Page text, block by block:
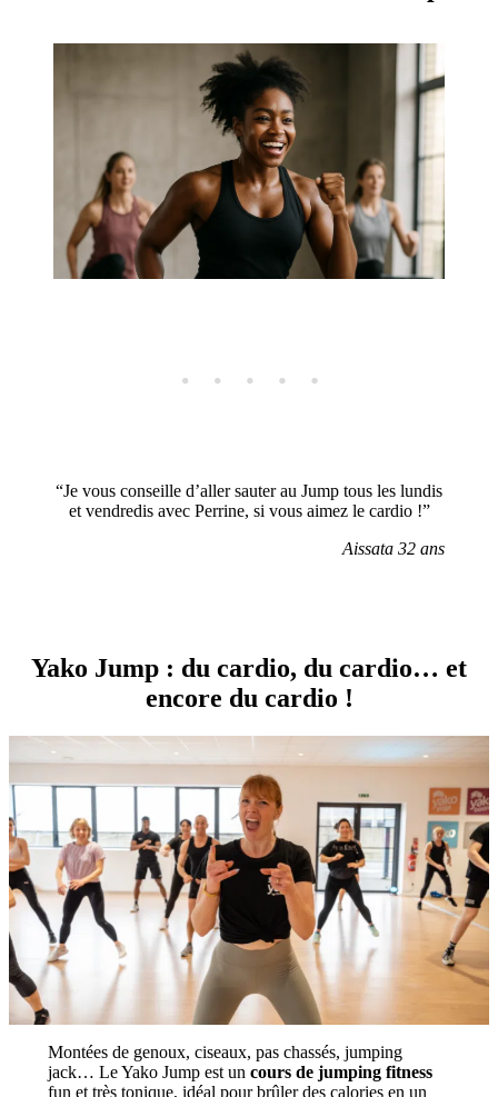
“Je vous conseille d’aller sauter au Jump tous les lundis
et vendredis avec Perrine, si vous aimez le cardio !”
Aissata 32 ans
Yako Jump : du cardio, du cardio… et
encore du cardio !
Montées de genoux, ciseaux, pas chassés, jumping
jack… Le Yako Jump est un cours de jumping fitness
fun et très tonique, idéal pour brûler des calories en un